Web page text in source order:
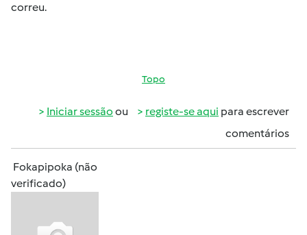
correu.
Topo
Iniciar sessão ou registe-se aqui para escrever
comentários
Fokapipoka (não
verificado)